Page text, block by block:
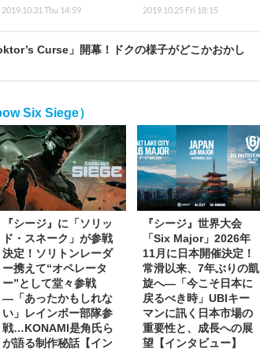
2019.10.31 Thu 14:59 2019.10.25 Fri 18:15
Curse」開幕！ドクの様子がどこかおかし
Six Siege）
『シージ』に「ソリッ
ド・スネーク」が参戦
決定！ソリトンレーダ
ー携えて“オペレータ
ー”として堂々参戦
―「あったかもしれな
い」レインボー部隊参
戦…KONAMI是角氏ら
が語る制作秘話【イン
『シージ』世界大会
「Six Major」2026年
11月に日本開催決定！
常滑以来、7年ぶりの凱
旋へ―「今こそ日本に
戻るべき時」UBIキー
マンに訊く日本市場の
重要性と、成長への展
望【インタビュー】